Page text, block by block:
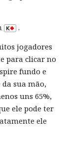
.
jogadores
para clicar no
fundo e
sua mão,
uns 65%,
ele pode ter
ele